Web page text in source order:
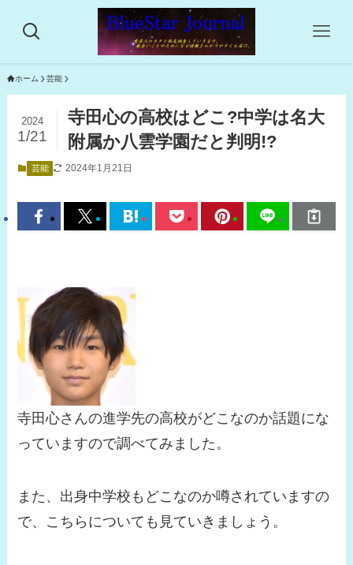
ホーム 芸能
寺田心の高校はどこ?中学は名大
附属か八雲学園だと判明!?
2024
1/21
芸能 2024年1月21日
寺田心さんの進学先の高校がどこなのか話題にな
っていますので調べてみました。
また、出身中学校もどこなのか噂されていますの
で、こちらについても見ていきましょう。